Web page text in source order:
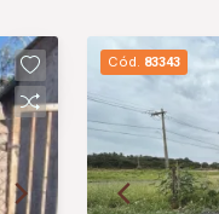
Cód. 83343